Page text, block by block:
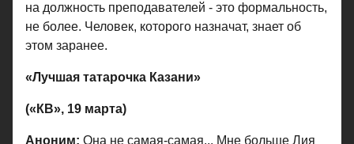
на должность преподавателей - это формальность,
не более. Человек, которого назначат, знает об
этом заранее.
«Лучшая татарочка Казани»
(«КВ», 19 марта)
Аноним: Она не самая-самая... Мне больше Лия